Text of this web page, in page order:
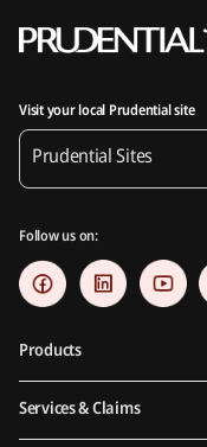
Visit your local Prudential site
Prudential Sites
Follow us on:
Products
Services & Claims